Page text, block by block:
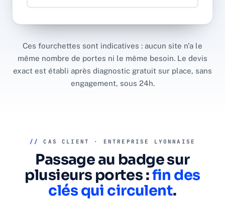
Ces fourchettes sont indicatives : aucun site n'a le
même nombre de portes ni le même besoin. Le devis
exact est établi après diagnostic gratuit sur place, sans
engagement, sous 24h.
// CAS CLIENT · ENTREPRISE LYONNAISE
Passage au badge sur
plusieurs portes :fin des
clés qui circulent.